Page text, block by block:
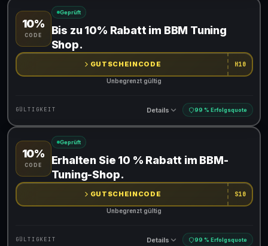
Gültig für teilnehmende Produkte
Gib den Code an der Kasse ein, um den Rabatt zu erhalten
10%
CODE
Geprüft
Bis zu 10% Rabatt im BBM Tuning
Shop.
GUTSCHEINCODE H10
Unbegrenzt gültig
GÜLTIGKEIT Details 99 % Erfolgsquote
Gültig für teilnehmende Produkte
Gib den Code an der Kasse ein, um den Rabatt zu erhalten
10%
CODE
Geprüft
Erhalten Sie 10 % Rabatt im BBM-
Tuning-Shop.
GUTSCHEINCODE S10
Unbegrenzt gültig
GÜLTIGKEIT Details 99 % Erfolgsquote